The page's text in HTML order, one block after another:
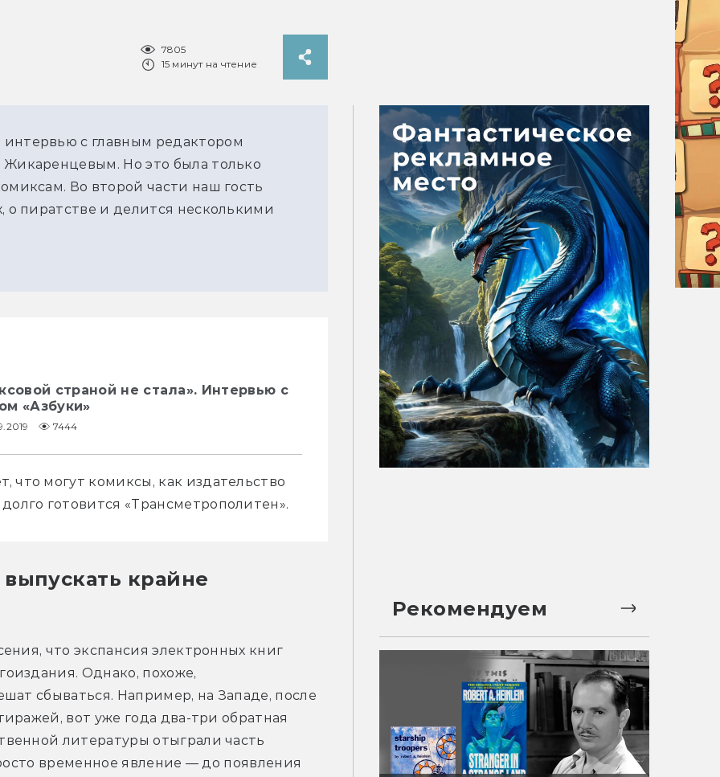
7805
15 минут на чтение
с главным редактором
Жикаренцевым. Но это была только
Во второй части наш гость
о пиратстве и делится несколькими
страной не стала». Интервью с
«Азбуки»
7444
что могут комиксы, как издательство
готовится «Трансметрополитен».
крайне
что экспансия электронных книг
Однако, похоже,
сбываться. Например, на Западе, после
вот уже года два-три обратная
литературы отыграли часть
временное явление — до появления
Рекомендуем